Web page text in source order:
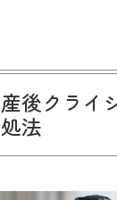
産後クライ
法